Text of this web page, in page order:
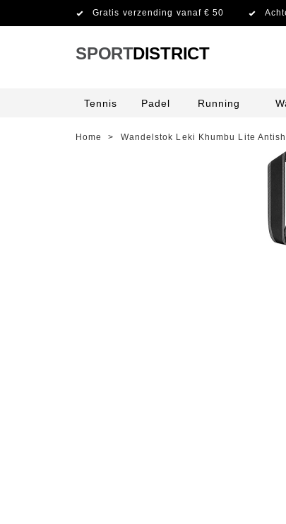
Gratis verzending vanaf € 50
SPORTDISTRICT
Tennis Padel Running
Home > Wandelstok Leki Khumbu Lite